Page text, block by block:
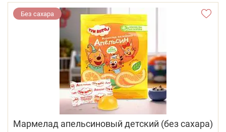
Без сахара
Мармелад апельсиновый детский (без сахара)